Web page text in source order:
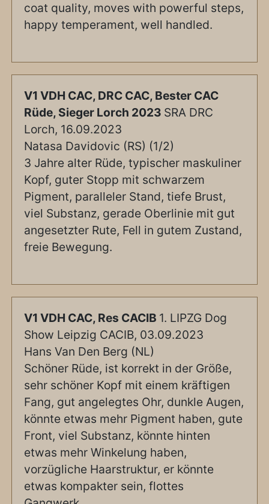
coat quality, moves with powerful steps,
happy temperament, well handled.
V1 VDH CAC, DRC CAC, Bester CAC
Rüde, Sieger Lorch 2023 SRA DRC
Lorch, 16.09.2023
Natasa Davidovic (RS) (1/2)
3 Jahre alter Rüde, typischer maskuliner
Kopf, guter Stopp mit schwarzem
Pigment, paralleler Stand, tiefe Brust,
viel Substanz, gerade Oberlinie mit gut
angesetzter Rute, Fell in gutem Zustand,
freie Bewegung.
V1 VDH CAC, Res CACIB 1. LIPZG Dog
Show Leipzig CACIB, 03.09.2023
Hans Van Den Berg (NL)
Schöner Rüde, ist korrekt in der Größe,
sehr schöner Kopf mit einem kräftigen
Fang, gut angelegtes Ohr, dunkle Augen,
könnte etwas mehr Pigment haben, gute
Front, viel Substanz, könnte hinten
etwas mehr Winkelung haben,
vorzügliche Haarstruktur, er könnte
etwas kompakter sein, flottes